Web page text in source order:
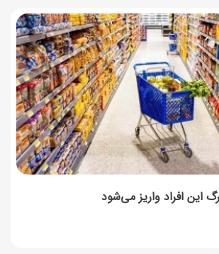
همه‌چیز درباره خواص چای سبز، میزان مصرف و عوارض آن
12 مرداد 1405
طرز تهیه مافین آلبالو با بافت نرم و اسفنجی
12 مرداد 1405